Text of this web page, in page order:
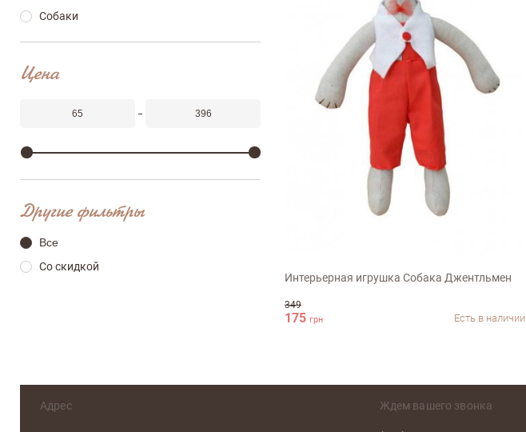
Собаки
Цена
Другие фильтры
Все
Со скидкой
Интерьерная игрушка Собака Джентльмен
349
175 грн Есть в наличии
Адрес Ждем вашего звонка
Комментарий
Достоинства